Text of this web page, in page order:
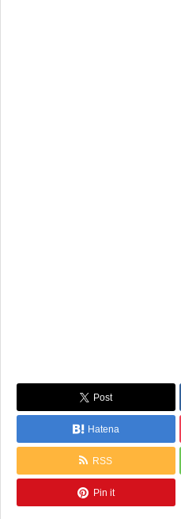
Post
Hatena
RSS
Pin it